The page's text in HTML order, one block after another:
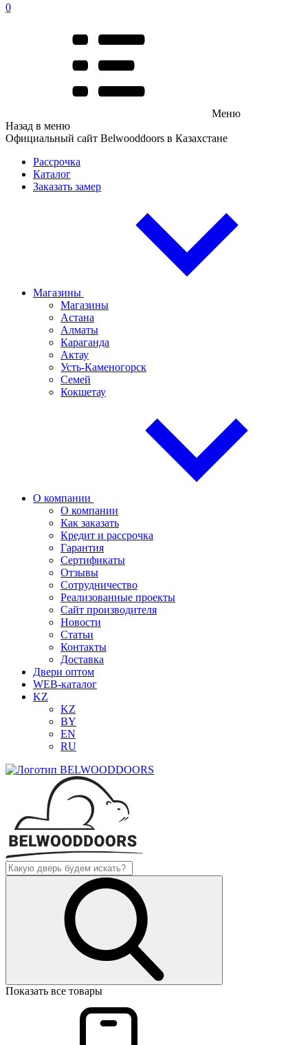
0
Меню
Назад в меню
Официальный сайт Belwooddoors в Казахстане
Рассрочка
Каталог
Заказать замер
Магазины
Магазины
Астана
Алматы
Караганда
Актау
Усть-Каменогорск
Семей
Кокшетау
О компании
О компании
Как заказать
Кредит и рассрочка
Гарантия
Сертификаты
Отзывы
Сотрудничество
Реализованные проекты
Сайт производителя
Новости
Статьи
Контакты
Доставка
Двери оптом
WEB-каталог
KZ
KZ
BY
EN
RU
Показать все товары